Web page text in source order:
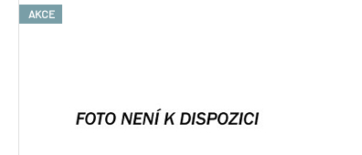
AKCE